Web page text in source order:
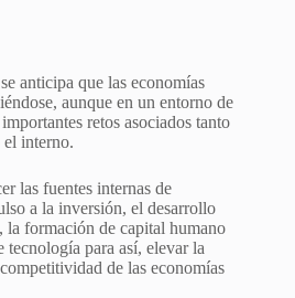
anticipa que las economías
aunque en un entorno de
retos asociados tanto
interno.
las fuentes internas de
a la inversión, el desarrollo
la formación de capital humano
para así, elevar la
de las economías